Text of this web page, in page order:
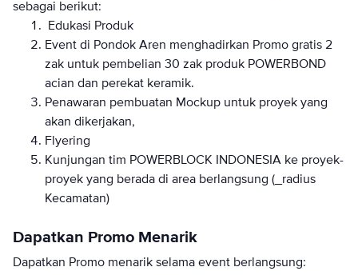
sebagai berikut:
Edukasi Produk
Event di Pondok Aren menghadirkan Promo gratis 2
zak untuk pembelian 30 zak produk POWERBOND
acian dan perekat keramik.
Penawaran pembuatan Mockup untuk proyek yang
akan dikerjakan,
Flyering
Kunjungan tim POWERBLOCK INDONESIA ke proyek-
proyek yang berada di area berlangsung (_radius
Kecamatan)
Dapatkan Promo Menarik
Dapatkan Promo menarik selama event berlangsung: